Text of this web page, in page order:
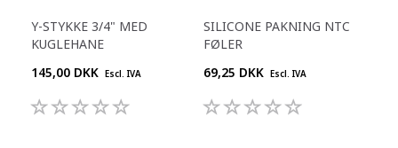
Y-STYKKE 3/4" MED
KUGLEHANE
145,00 DKK Escl. IVA
SILICONE PAKNING NTC
FØLER
69,25 DKK Escl. IVA